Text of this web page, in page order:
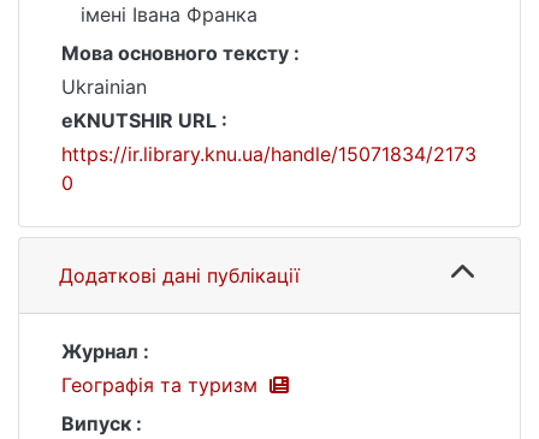
імені Івана Франка
Мова основного тексту :
Ukrainian
eKNUTSHIR URL :
https://ir.library.knu.ua/handle/15071834/2173
0
Додаткові дані публікації
Журнал :
Географія та туризм
Випуск :